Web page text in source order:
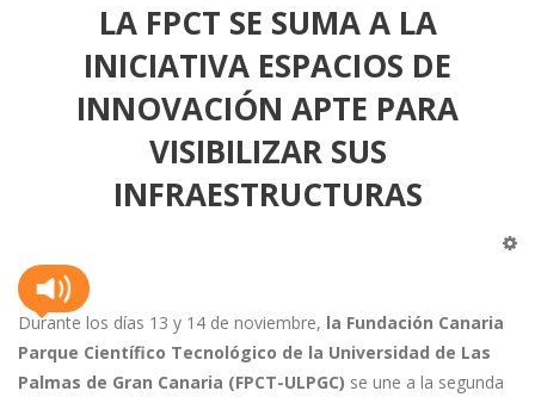
LA FPCT SE SUMA A LA
INICIATIVA ESPACIOS DE
INNOVACIÓN APTE PARA
VISIBILIZAR SUS
INFRAESTRUCTURAS
Durante los días 13 y 14 de noviembre, la Fundación Canaria
Parque Científico Tecnológico de la Universidad de Las
Palmas de Gran Canaria (FPCT-ULPGC) se une a la segunda